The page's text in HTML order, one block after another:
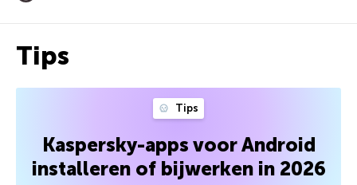
Tips
Tips
Kaspersky-apps voor Android
installeren of bijwerken in 2026